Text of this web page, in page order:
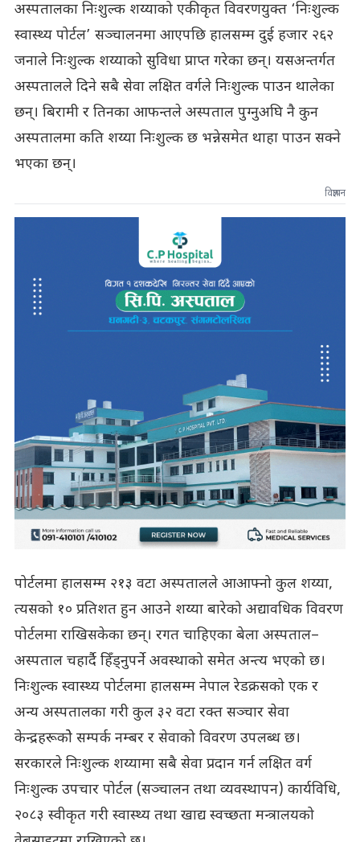
अस्पतालका निःशुल्क शय्याको एकीकृत विवरणयुक्त ‘निःशुल्क
स्वास्थ्य पोर्टल’ सञ्चालनमा आएपछि हालसम्म दुई हजार २६२
जनाले निःशुल्क शय्याको सुविधा प्राप्त गरेका छन्। यसअन्तर्गत
अस्पतालले दिने सबै सेवा लक्षित वर्गले निःशुल्क पाउन थालेका
छन्। बिरामी र तिनका आफन्तले अस्पताल पुग्नुअघि नै कुन
अस्पतालमा कति शय्या निःशुल्क छ भन्नेसमेत थाहा पाउन सक्ने
भएका छन्।
विज्ञापन
पोर्टलमा हालसम्म २१३ वटा अस्पतालले आआफ्नो कुल शय्या,
त्यसको १० प्रतिशत हुन आउने शय्या बारेको अद्यावधिक विवरण
पोर्टलमा राखिसकेका छन्। रगत चाहिएका बेला अस्पताल–
अस्पताल चहार्दै हिँड्नुपर्ने अवस्थाको समेत अन्त्य भएको छ।
निःशुल्क स्वास्थ्य पोर्टलमा हालसम्म नेपाल रेडक्रसको एक र
अन्य अस्पतालका गरी कुल ३२ वटा रक्त सञ्चार सेवा
केन्द्रहरूकोे सम्पर्क नम्बर र सेवाको विवरण उपलब्ध छ।
सरकारले निःशुल्क शय्यामा सबै सेवा प्रदान गर्न लक्षित वर्ग
निःशुल्क उपचार पोर्टल (सञ्चालन तथा व्यवस्थापन) कार्यविधि,
२०८३ स्वीकृत गरी स्वास्थ्य तथा खाद्य स्वच्छता मन्त्रालयको